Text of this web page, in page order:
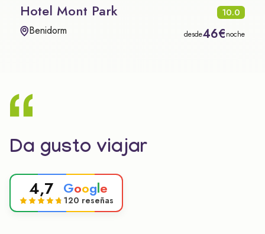
Hotel Mont Park 10.0
Benidorm desde46€noche
Da gusto viajar
4,7 Google
120 reseñas